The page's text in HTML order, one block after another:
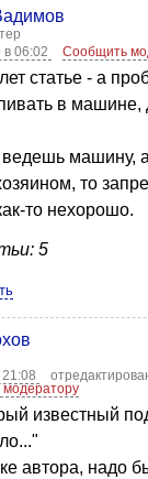
в 06:02
Сообщить
статье - а
в машине,
машину,
то
то нехорошо.
5
21:08
известный
автора, надо